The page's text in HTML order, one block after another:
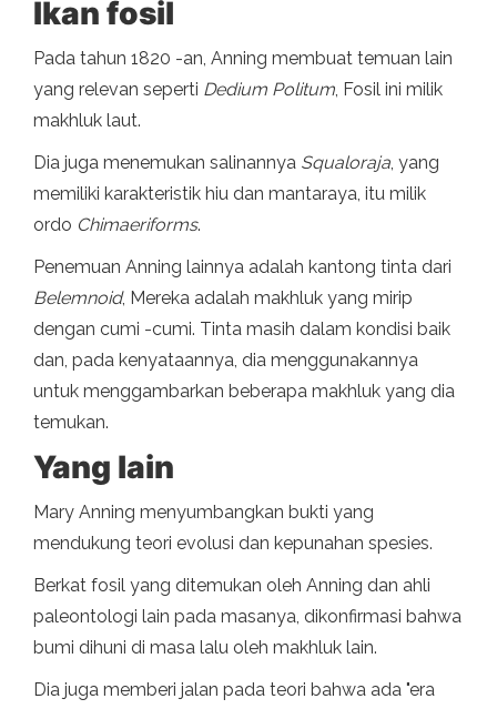
Ikan fosil
Pada tahun 1820 -an, Anning membuat temuan lain
yang relevan seperti Dedium Politum, Fosil ini milik
makhluk laut.
Dia juga menemukan salinannya Squaloraja, yang
memiliki karakteristik hiu dan mantaraya, itu milik
ordo Chimaeriforms.
Penemuan Anning lainnya adalah kantong tinta dari
Belemnoid, Mereka adalah makhluk yang mirip
dengan cumi -cumi. Tinta masih dalam kondisi baik
dan, pada kenyataannya, dia menggunakannya
untuk menggambarkan beberapa makhluk yang dia
temukan.
Yang lain
Mary Anning menyumbangkan bukti yang
mendukung teori evolusi dan kepunahan spesies.
Berkat fosil yang ditemukan oleh Anning dan ahli
paleontologi lain pada masanya, dikonfirmasi bahwa
bumi dihuni di masa lalu oleh makhluk lain.
Dia juga memberi jalan pada teori bahwa ada "era